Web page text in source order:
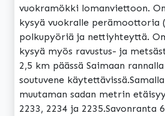
vuokramökki lomanviettoon.
kysyä vuokralle perämoottoria
polkupyöriä ja nettiyhteyttä.
kysyä myös ravustus- ja
2,5 km päässä Saimaan
soutuvene
muutaman sadan metrin
2233, 2234 ja 2235.Savonranta